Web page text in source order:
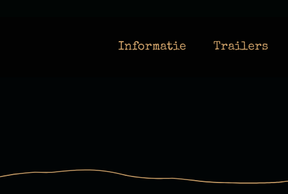
Informatie Trailers